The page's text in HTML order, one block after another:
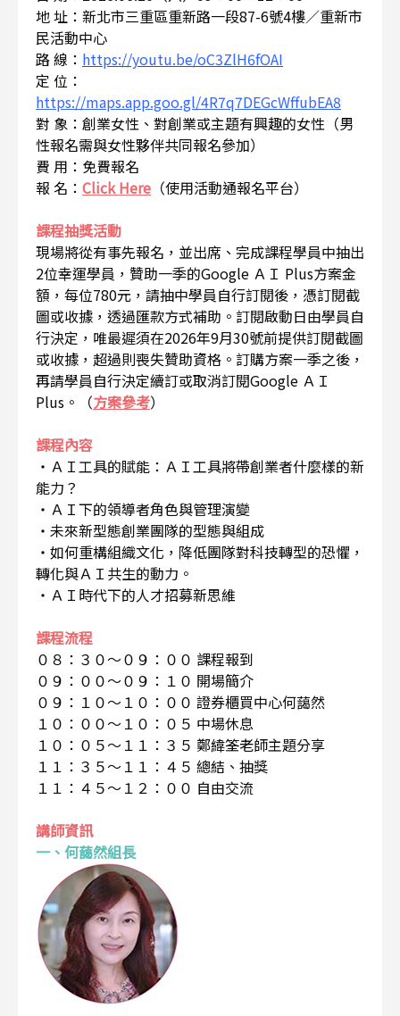
地 址：新北市三重區重新路一段87-6號4樓／重新市
民活動中心
路 線： https://youtu.be/oC3ZlH6fOAI
定 位：
https://maps.app.goo.gl/4R7q7DEGcWffubEA8
對 象：創業女性、對創業或主題有興趣的女性（男
性報名需與女性夥伴共同報名參加）
費 用：免費報名
報 名： Click Here （使用活動通報名平台）
課程抽獎活動
現場將從有事先報名，並出席、完成課程學員中抽出
2位幸運學員，贊助一季的Google ＡＩ Plus方案金
額，每位780元，請抽中學員自行訂閱後，憑訂閱截
圖或收據，透過匯款方式補助。訂閱啟動日由學員自
行決定，唯最遲須在2026年9月30號前提供訂閱截圖
或收據，超過則喪失贊助資格。訂購方案一季之後，
再請學員自行決定續訂或取消訂閱Google ＡＩ
Plus。（方案參考）
課程內容
・ＡＩ工具的賦能：ＡＩ工具將帶創業者什麼樣的新
能力？
・ＡＩ下的領導者角色與管理演變
・未來新型態創業團隊的型態與組成
・如何重構組織文化，降低團隊對科技轉型的恐懼，
轉化與ＡＩ共生的動力。
・ＡＩ時代下的人才招募新思維
課程流程
０８：３０～０９：００ 課程報到
０９：００～０９：１０ 開場簡介
０９：１０～１０：００ 證券櫃買中心何藹然
１０：００～１０：０５ 中場休息
１０：０５～１１：３５ 鄭緯筌老師主題分享
１１：３５～１１：４５ 總結、抽獎
１１：４５～１２：００ 自由交流
講師資訊
一、何藹然組長